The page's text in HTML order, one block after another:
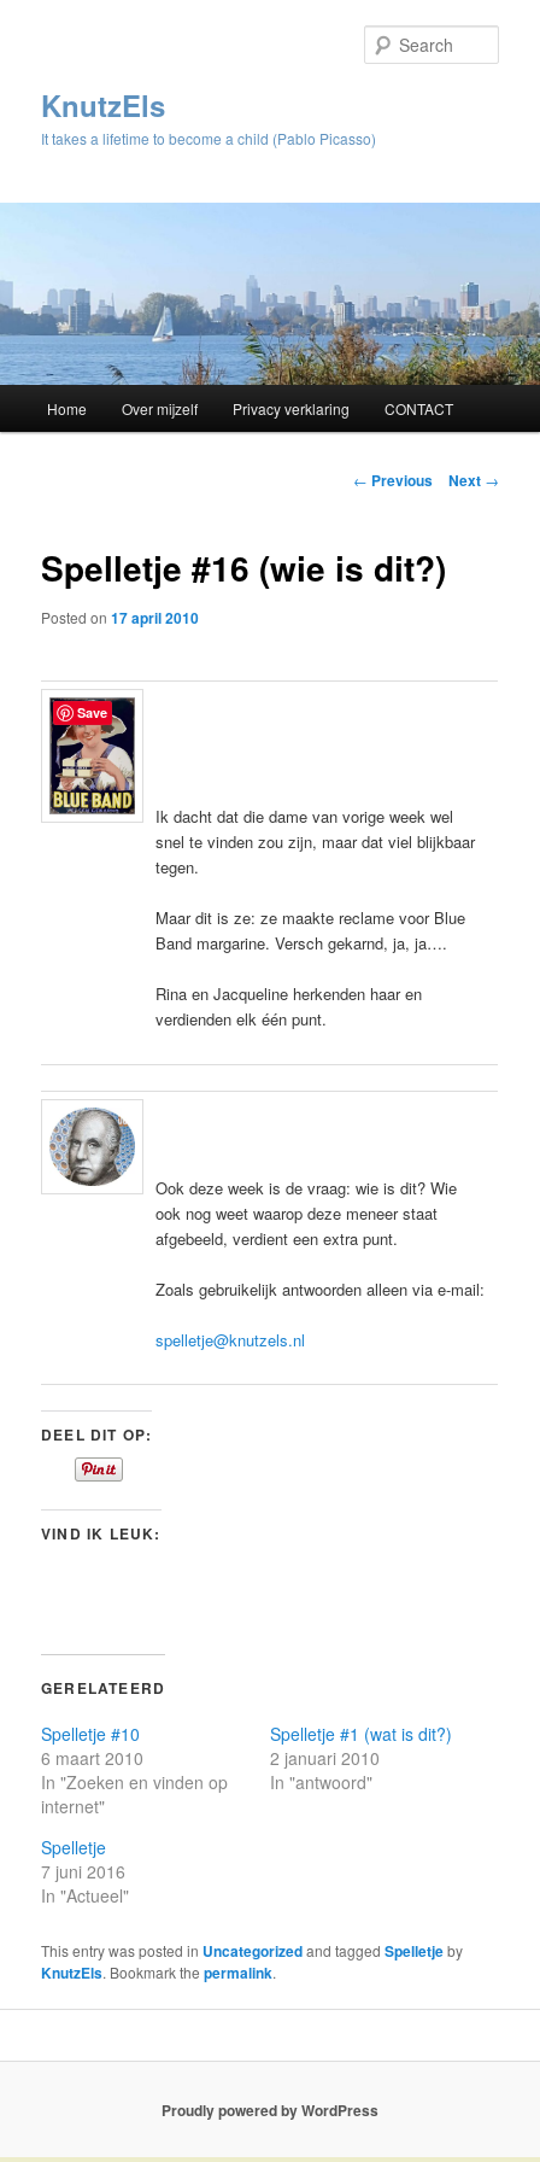
KnutzEls
It takes a lifetime to become a child (Pablo Picasso)
Skip
content
Home Over mijzelf Privacy verklaring CONTACT
Post
← Previous Next →
Spelletje #16 (wie is dit?)
Posted on17 april 2010
Ik dacht dat die dame van vorige week wel
snel te vinden zou zijn, maar dat viel blijkbaar
tegen.
Maar dit is ze: ze maakte reclame voor Blue
Band margarine. Versch gekarnd, ja, ja….
Rina en Jacqueline herkenden haar en
verdienden elk één punt.
Ook deze week is de vraag: wie is dit? Wie
ook nog weet waarop deze meneer staat
afgebeeld, verdient een extra punt.
Zoals gebruikelijk antwoorden alleen via e-mail:
spelletje@knutzels.nl
DEEL DIT OP:
VIND IK LEUK:
GERELATEERD
Spelletje #10
6 maart 2010
In "Zoeken en vinden op
internet"
Spelletje #1 (wat is dit?)
2 januari 2010
In "antwoord"
Spelletje
7 juni 2016
In "Actueel"
This entry was posted in Uncategorizedand taggedSpelletjeby
KnutzEls. Bookmark thepermalink.
Proudly powered by WordPress
Save